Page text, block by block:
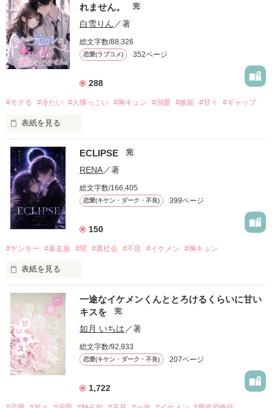
れません。
完
白雪りん ／著
総文字数/88,326
恋愛(ラブコメ) 352ページ
288
#モテる #冷たい #人懐っこい #胸キュン #溺愛 #嫉妬 #甘々 #ギャップ
表紙を見る
「好きだったから、別れを選んだ。」
モテる人を好きになるのが怖かった。
だから私は、中学時代に大好きだった彼を自分から振った。
もう会うことはないと思っていたのに、
高校生になって再会した彼は、隣の学校で”王子様”と呼ばれる
他の女の子には冷たいのに
私にだけ昔と変わらない笑顔を向けてくる。
「澪ちゃん。」
それは止まっていた恋が再び動き始める合図──。
✨.ﾟ･*..☆.｡.:*✨.☆.｡.:. *:ﾟ✨.ﾟ･*..☆.｡.:*✨
ECLIPSE 完
RENA／著
総文字数/166,405
恋愛(キケン・ダーク・不良) 399ページ
150
#ヤンキー #暴走族 #闇 #裏社会 #不良 #イケメン #胸キュン
表紙を見る
表紙画像はAIです
作品を読む
一途なイケメンくんととろけるくらいに甘い
キスを
完
如月 いちは ／著
総文字数/92,933
恋愛(キケン・ダーク・不良) 207ページ
1,722